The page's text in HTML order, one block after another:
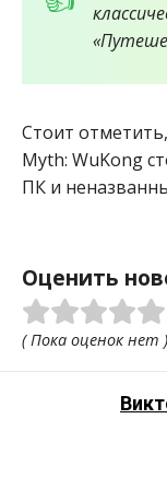
Стоит
Myth: WuKong
ПК и
Оценить
( Пока оценок нет )